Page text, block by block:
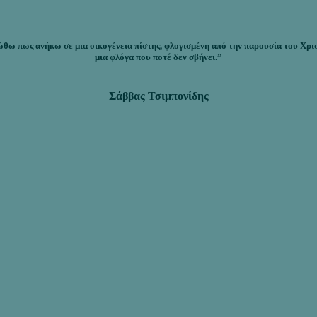
πως ανήκω σε μια οικογένεια πίστης, φλογισμένη από την παρουσία του
μια φλόγα που ποτέ δεν σβήνει.”
Σάββας Τσιμπονίδης